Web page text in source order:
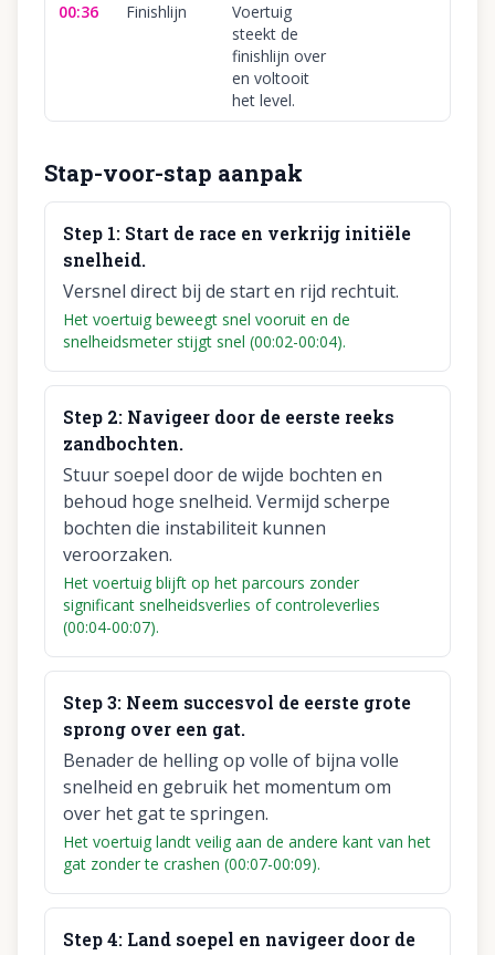
00:36
Finishlijn
Voertuig
steekt de
finishlijn over
en voltooit
het level.
Stap-voor-stap aanpak
Step 1: Start de race en verkrijg initiële
snelheid.
Versnel direct bij de start en rijd rechtuit.
Het voertuig beweegt snel vooruit en de
snelheidsmeter stijgt snel (00:02-00:04).
Step 2: Navigeer door de eerste reeks
zandbochten.
Stuur soepel door de wijde bochten en
behoud hoge snelheid. Vermijd scherpe
bochten die instabiliteit kunnen
veroorzaken.
Het voertuig blijft op het parcours zonder
significant snelheidsverlies of controleverlies
(00:04-00:07).
Step3: Neem succesvol de eerste grote
sprong over een gat.
Benader de helling op volle of bijna volle
snelheid en gebruik het momentum om
over het gat te springen.
Het voertuig landt veilig aan de andere kant van het
gat zonder te crashen (00:07-00:09).
Step4: Land soepel en navigeer door de